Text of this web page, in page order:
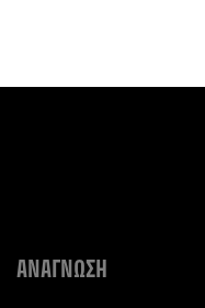
ΑΝΑΓΝΩΣΗ